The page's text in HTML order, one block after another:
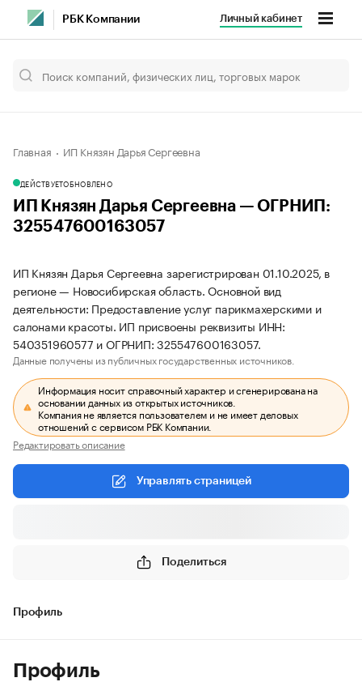
РБК Компании Личный кабинет
Главная ИП Князян Дарья Сергеевна
ДЕЙСТВУЕТОБНОВЛЕНО
ИП Князян Дарья Сергеевна — ОГРНИП:
325547600163057
ИП Князян Дарья Сергеевна зарегистрирован 01.10.2025, в
регионе — Новосибирская область. Основной вид
деятельности: Предоставление услуг парикмахерскими и
салонами красоты. ИП присвоены реквизиты ИНН:
540351960577 и ОГРНИП: 325547600163057.
Данные получены из публичных государственных источников.
Информация носит справочный характер и сгенерирована на
основании данных из открытых источников.
Компания не является пользователем и не имеет деловых
отношений с сервисом РБК Компании.
Редактировать описание
Управлять страницей
Поделиться
Профиль
Профиль